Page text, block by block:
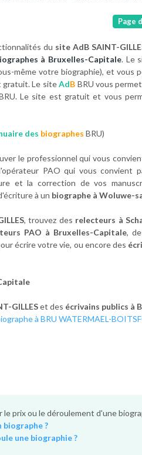
Page
du site AdB SAINT-
à Bruxelles-Capitale. Le
même votre biographie), et
gratuit. Le siteAdB BRU vous
Le site est gratuit et vous
des biographes BRU)
le professionnel qui vous
PAO qui vous convient
et la correction de vos
à un biographe à Woluwe-
, trouvez des relecteurs à
PAO à Bruxelles-Capitale,
écrire votre vie, ou encore des
GILLESet des écrivains publics à
à BRU WATERMAEL-
prix ou le déroulement d'une
biographe ?
une biographie ?